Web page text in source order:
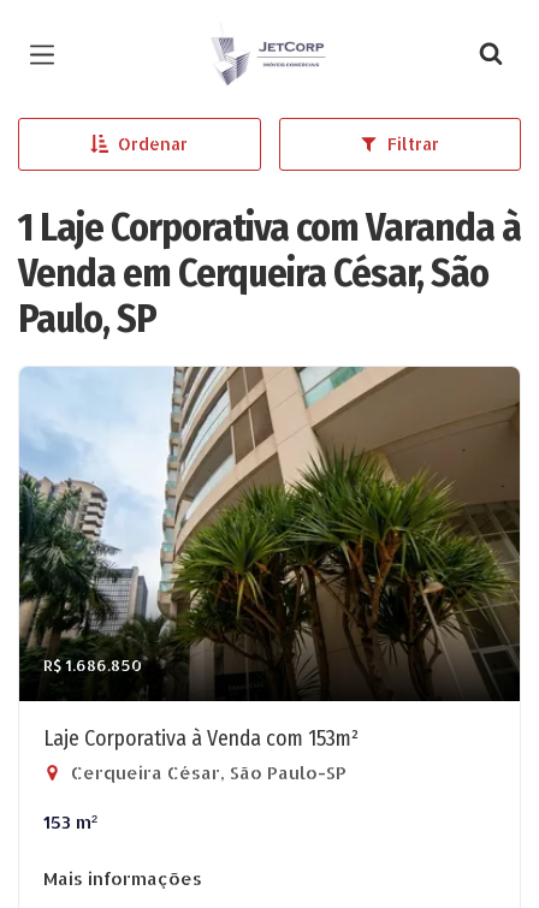
Página inicial
Ordenar Filtrar
1 Laje Corporativa com Varanda à
Venda em Cerqueira César, São
Paulo, SP
R$ 1.686.850
Laje Corporativa à Venda com 153m²
Cerqueira César, São Paulo-SP
153 m²
Mais informações